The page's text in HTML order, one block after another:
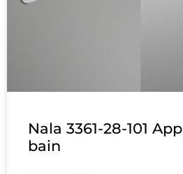
Nala 3361-28-101
bain